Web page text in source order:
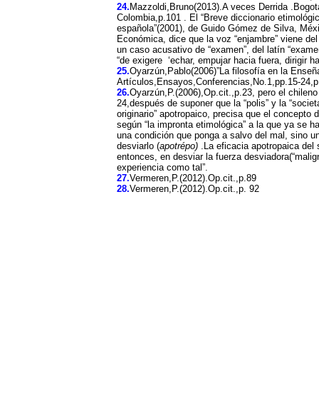
24. Mazzoldi,Bruno(2013).A veces Derrida
Colombia,p.101 . El “Breve diccionario
española”(2001), de Guido Gómez de Silva,
Económica, dice que la voz “enjambre” viene
un caso acusativo de “examen”, del latín
“de exigere ‘echar, empujar hacia fuera, dirigir
25.Oyarzún,Pablo(2006)”La filosofía en la
Artículos,Ensayos,Conferencias,No.1,pp.15-
26.Oyarzún,P.(2006),Op.cit.,p.23, pero el
24,después de suponer que la “polis” y la
originario” apotropaico, precisa que el concepto
según “la impronta etimológica” a la que ya se
una condición que ponga a salvo del mal, sino
desviarlo (apotrépo) .La eficacia apotropaica
entonces, en desviar la fuerza
experiencia como tal”.
27.Vermeren,P.(2012).Op.cit.,p.89
28.Vermeren,P.(2012).Op.cit.,p. 92